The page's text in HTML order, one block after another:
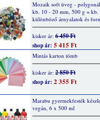
Mozaik soft üveg -
kb. 10 - 20 mm, 500 g = kb.
különböző árnyalatok és
kisker ár: 6 450 Ft
shop ár: 5 415 Ft
Mintás karton tömb
kisker ár: 2 850 Ft
shop ár: 2 355 Ft
Marabu gyermekfesték
vegán, 6 x 500 ml